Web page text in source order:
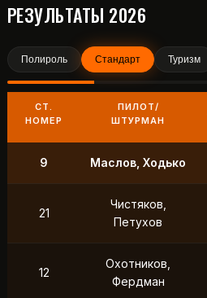
РЕЗУЛЬТАТЫ 2026
Полироль Стандарт Туризм
СТ.
НОМЕР
ПИЛОТ/
ШТУРМАН
9 Маслов, Ходько
21
Чистяков,
Петухов
12
Охотников,
Фердман